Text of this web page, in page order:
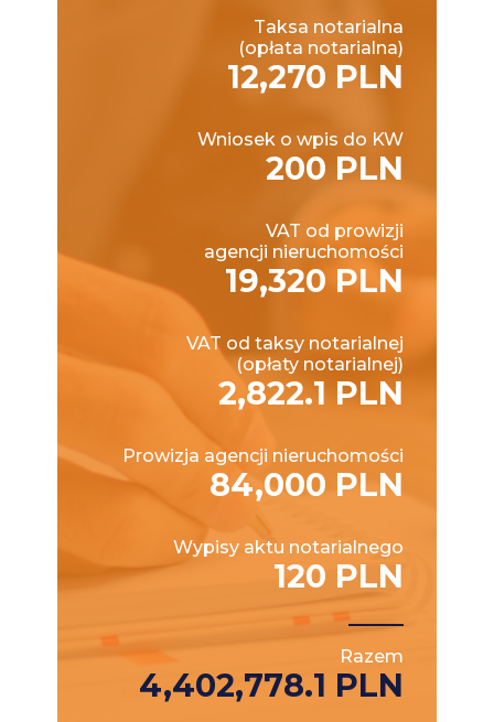
Taksa notarialna
(opłata notarialna)
12,270 PLN
Wniosek o wpis do KW
200 PLN
VAT od prowizji
agencji nieruchomości
19,320 PLN
VAT od taksy notarialnej
(opłaty notarialnej)
2,822.1 PLN
Prowizja agencji nieruchomości
84,000 PLN
Wypisy aktu notarialnego
120 PLN
Razem
4,402,778.1 PLN